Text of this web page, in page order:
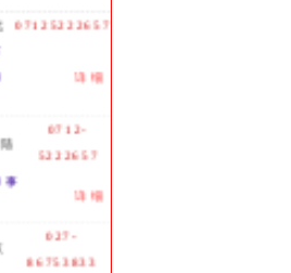
07125222657
详细
0712-
5222657
事
详细
027-
86753833